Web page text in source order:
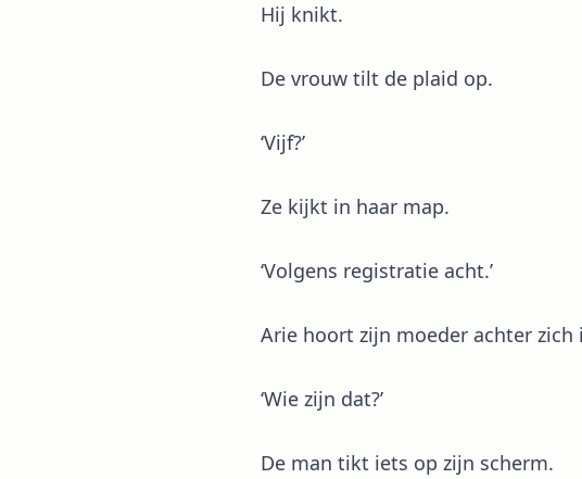
Hij knikt.
De vrouw tilt de plaid op.
‘Vijf?’
Ze kijkt in haar map.
‘Volgens registratie acht.’
Arie hoort zijn moeder achter zich
‘Wie zijn dat?’
De man tikt iets op zijn scherm.